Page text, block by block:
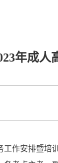
年成
工作安排暨